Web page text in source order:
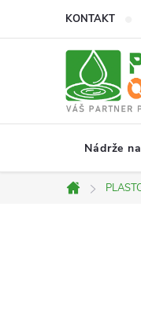
KONTAKT
Nádrže
Domů